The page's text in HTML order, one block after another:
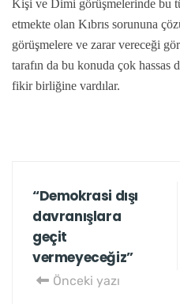
Kişi ve Dimi görüşmelerinde bu
etmekte olan Kıbrıs sorununa
görüşmelere ve zarar vereceği
tarafın da bu konuda çok hassas
fikir birliğine vardılar.
“Demokrasi dışı
davranışlara
geçit
vermeyeceğiz”
Önceki yazı